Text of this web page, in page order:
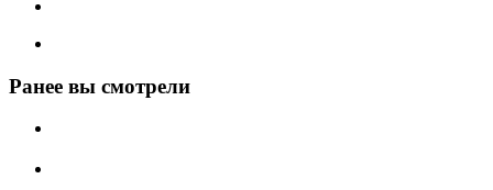
Ранее вы смотрели